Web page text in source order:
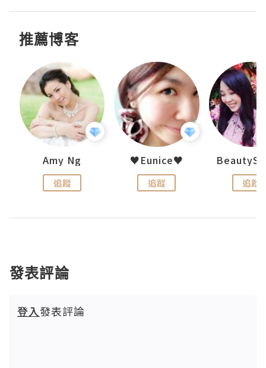
推薦博客
Amy Ng
追蹤
♥Eunice♥
追蹤 追蹤
發表評論
登入發表評論